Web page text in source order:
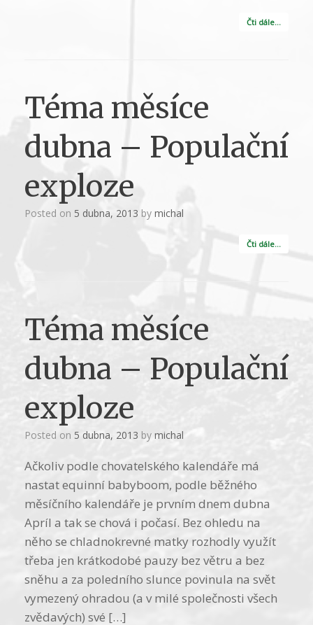
Čti dále…
Téma měsíce
dubna – Populační
exploze
Posted on 5 dubna, 2013 by michal
Čti dále…
Téma měsíce
dubna – Populační
exploze
Posted on 5 dubna, 2013 by michal
Ačkoliv podle chovatelského kalendáře má
nastat equinní babyboom, podle běžného
měsíčního kalendáře je prvním dnem dubna
Apríl a tak se chová i počasí. Bez ohledu na
něho se chladnokrevné matky rozhodly využít
třeba jen krátkodobé pauzy bez větru a bez
sněhu a za poledního slunce povinula na svět
vymezený ohradou (a v milé společnosti všech
zvědavých) své […]